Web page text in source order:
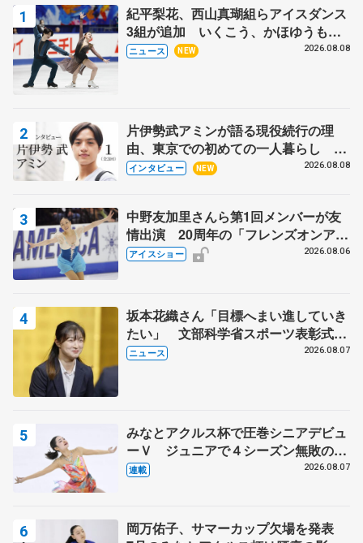
紀平梨花、西山真瑚組らアイスダンス
3組が追加 いくこう、かほゆうも、
木下グループ杯
ニュース NEW 2026.08.08
片伊勢武アミンが語る現役続行の理
由、東京での初めての一人暮らし 注
目スケーターの「今」に迫る
インタビュー NEW 2026.08.08
中野友加里さんら第1回メンバーが友
情出演 20周年の「フレンズオンアイ
ス」 宮本賢二さん、有川梨絵さん、
アイスショー 2026.08.06
坂本花織さん「目標へまい進していき
たい」 文部科学省スポーツ表彰式で
代表謝辞
ニュース 2026.08.07
みなとアクルス杯で圧巻シニアデビュ
ーＶ ジュニアで４シーズン無敗の島
田麻央
連載 2026.08.07
岡万佑子、サマーカップ欠場を発表